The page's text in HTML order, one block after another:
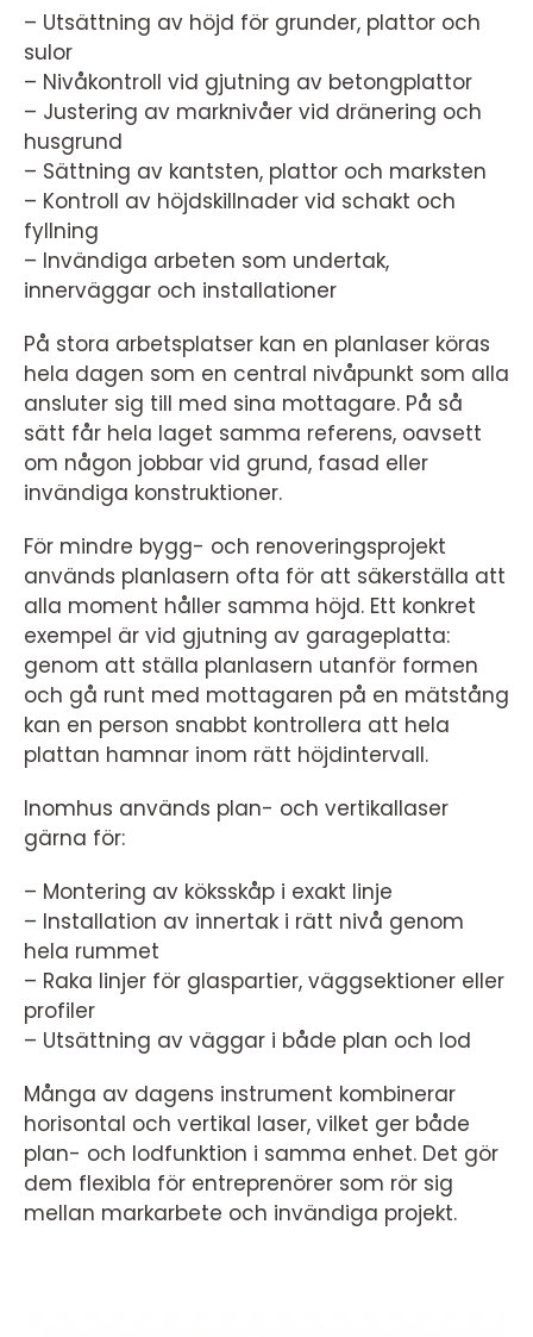
– Utsättning av höjd för grunder, plattor och
sulor
– Nivåkontroll vid gjutning av betongplattor
– Justering av marknivåer vid dränering och
husgrund
– Sättning av kantsten, plattor och marksten
– Kontroll av höjdskillnader vid schakt och
fyllning
– Invändiga arbeten som undertak,
innerväggar och installationer
På stora arbetsplatser kan en planlaser köras
hela dagen som en central nivåpunkt som alla
ansluter sig till med sina mottagare. På så
sätt får hela laget samma referens, oavsett
om någon jobbar vid grund, fasad eller
invändiga konstruktioner.
För mindre bygg- och renoveringsprojekt
används planlasern ofta för att säkerställa att
alla moment håller samma höjd. Ett konkret
exempel är vid gjutning av garageplatta:
genom att ställa planlasern utanför formen
och gå runt med mottagaren på en mätstång
kan en person snabbt kontrollera att hela
plattan hamnar inom rätt höjdintervall.
Inomhus används plan- och vertikallaser
gärna för:
– Montering av köksskåp i exakt linje
– Installation av innertak i rätt nivå genom
hela rummet
– Raka linjer för glaspartier, väggsektioner eller
profiler
– Utsättning av väggar i både plan och lod
Många av dagens instrument kombinerar
horisontal och vertikal laser, vilket ger både
plan- och lodfunktion i samma enhet. Det gör
dem flexibla för entreprenörer som rör sig
mellan markarbete och invändiga projekt.